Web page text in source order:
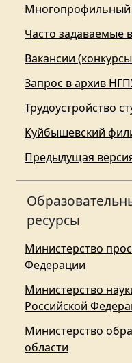
Многопрофильный
Часто задаваемые
Вакансии
Запрос в архив
Трудоустройство
Куйбышевский
Предыдущая
ресурсы
Министерство
Федерации
Министерство
Российской
Министерство
области